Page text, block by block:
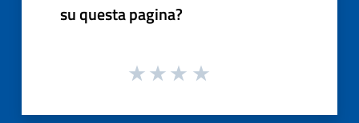
su questa pagina?